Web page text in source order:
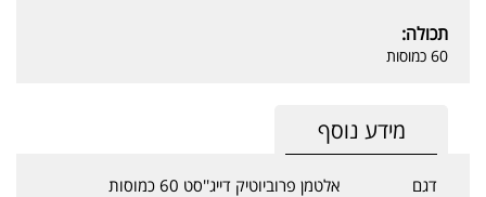
תכולה:
60 כמוסות
מידע נוסף
דגם
אלטמן פרוביוטיק דייג''סט 60 כמוסות